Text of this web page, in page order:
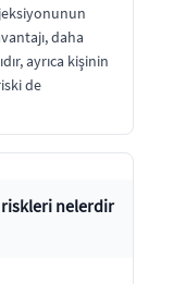
daha
ayrıca kişinin
de
riskleri nelerdir